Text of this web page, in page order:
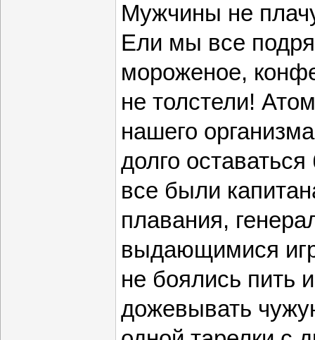
Мужчины не
Ели мы все
мороженое,
не толстели!
нашего
долго
все были
плавания,
выдающимися
не боялись пить
дожевывать